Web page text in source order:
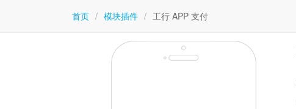
首页 / 模块插件 / 工行 APP 支付